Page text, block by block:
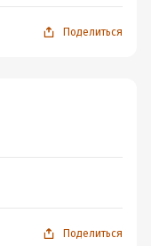
Поделиться
Поделиться